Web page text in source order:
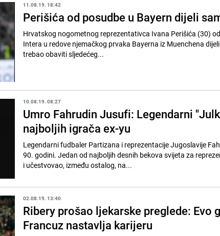
11.08.19. 18:42
Perišića od posudbe u Bayern dijeli
Hrvatskog nogometnog reprezentativca Ivana Perišića (30)
Intera u redove njemačkog prvaka Bayerna iz Muenchena
trebao obaviti sljedećeg...
10.08.19. 08:27
Umro Fahrudin Jusufi: Legendarni
najboljih igrača ex-yu
Legendarni fudbaler Partizana i reprezentacije Jugoslavije
90. godini. Jedan od najboljih desnih bekova svijeta za
i učestvovao, između ostalog, na...
02.08.19. 13:40
Ribery prošao ljekarske preglede: Evo
Francuz nastavlja karijeru